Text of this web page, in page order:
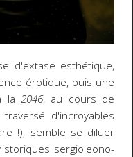
d'extase esthétique,
érotique, puis une
la2046, au cours de
d'incroyables
!), semble se diluer
sergioleono-